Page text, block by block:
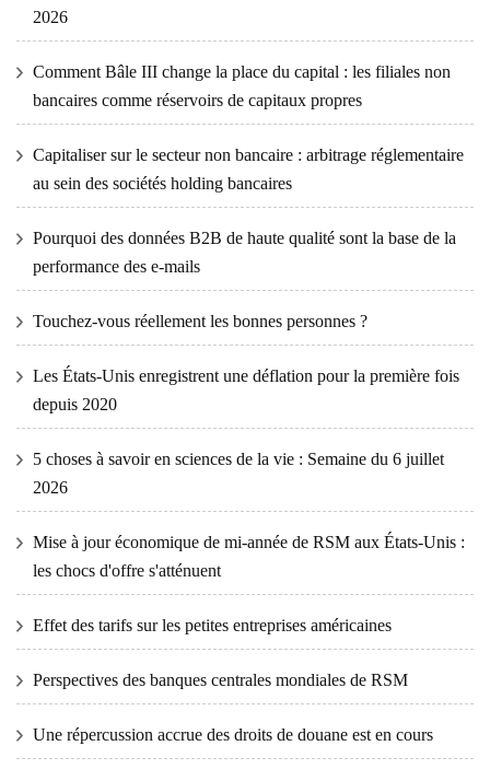
2026
Comment Bâle III change la place du capital : les filiales non
bancaires comme réservoirs de capitaux propres
Capitaliser sur le secteur non bancaire : arbitrage réglementaire
au sein des sociétés holding bancaires
Pourquoi des données B2B de haute qualité sont la base de la
performance des e-mails
Touchez-vous réellement les bonnes personnes ?
Les États-Unis enregistrent une déflation pour la première fois
depuis 2020
5 choses à savoir en sciences de la vie : Semaine du 6 juillet
2026
Mise à jour économique de mi-année de RSM aux États-Unis :
les chocs d'offre s'atténuent
Effet des tarifs sur les petites entreprises américaines
Perspectives des banques centrales mondiales de RSM
Une répercussion accrue des droits de douane est en cours